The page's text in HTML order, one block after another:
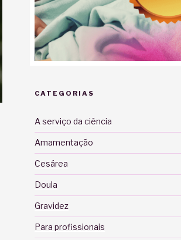
CATEGORIAS
A serviço da ciência
Amamentação
Cesárea
Doula
Gravidez
Para profissionais